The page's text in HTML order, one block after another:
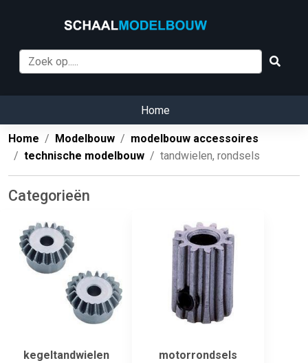
Home
Home Modelbouw
modelbouw accessoires
technische modelbouw
tandwielen, rondsels
Categorieën
kegeltandwielen motorrondsels